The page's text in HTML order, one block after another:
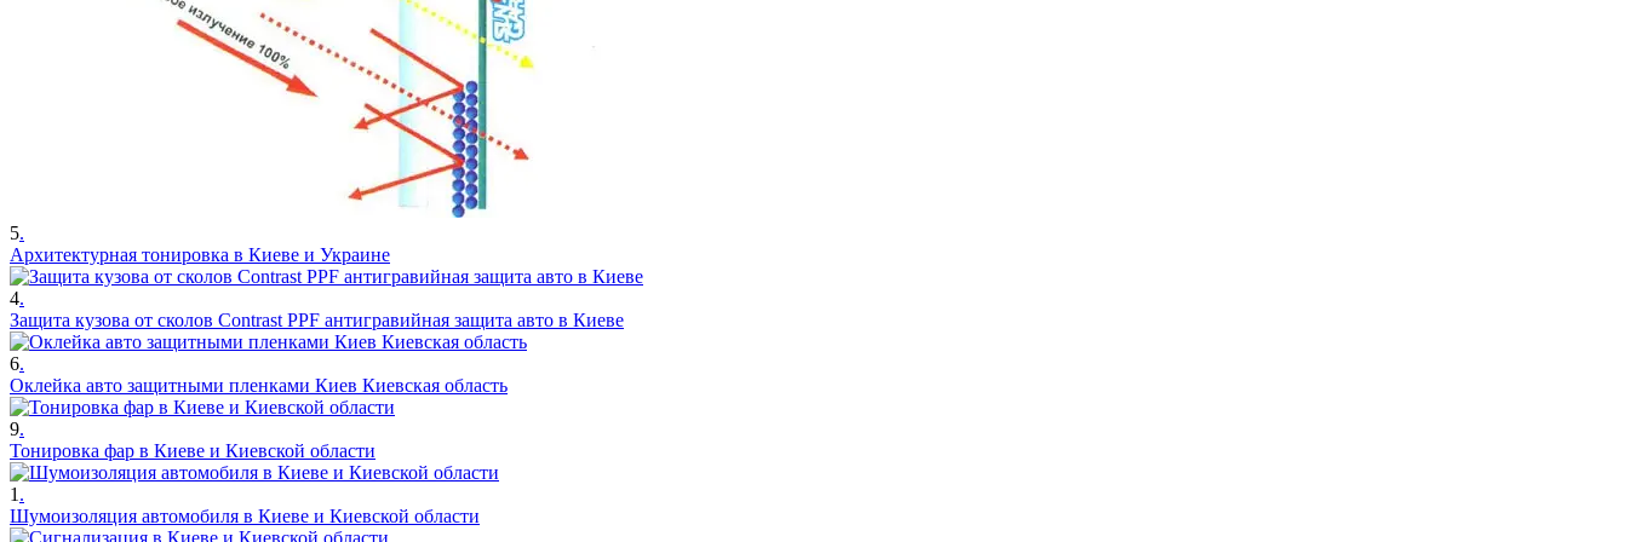
5.
Архитектурная тонировка в Киеве и Украине
4.
Защита кузова от сколов Contrast PPF антигравийная защита авто в Киеве
6.
Оклейка авто защитными пленками Киев Киевская область
9.
Тонировка фар в Киеве и Киевской области
1 .
Шумоизоляция автомобиля в Киеве и Киевской области